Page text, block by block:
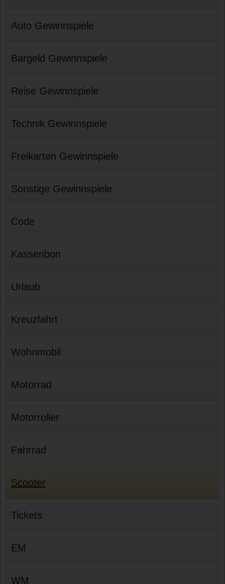
Auto Gewinnspiele
Bargeld Gewinnspiele
Reise Gewinnspiele
Technik Gewinnspiele
Freikarten Gewinnspiele
Sonstige Gewinnspiele
Code
Kassenbon
Urlaub
Kreuzfahrt
Wohnmobil
Motorrad
Motorroller
Fahrrad
Scooter
Tickets
EM
WM